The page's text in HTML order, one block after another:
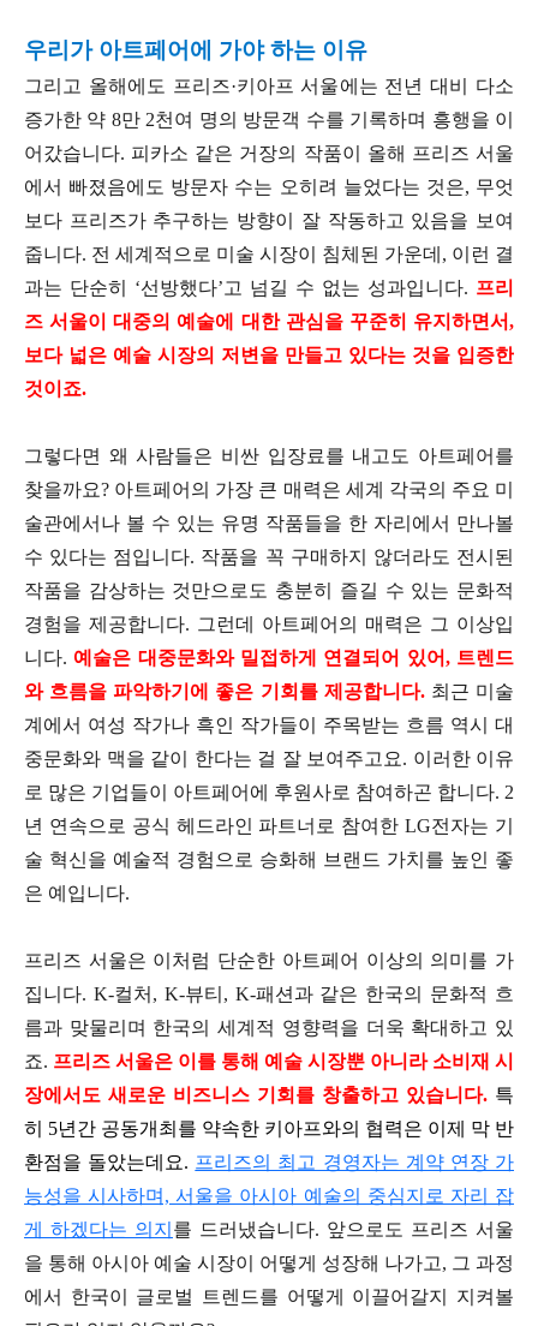
우리가 아트페어에 가야 하는 이유
그리고 올해에도 프리즈·키아프 서울에는 전년 대비 다소
증가한 약 8만 2천여 명의 방문객 수를 기록하며 흥행을 이
어갔습니다. 피카소 같은 거장의 작품이 올해 프리즈 서울
에서 빠졌음에도 방문자 수는 오히려 늘었다는 것은, 무엇
보다 프리즈가 추구하는 방향이 잘 작동하고 있음을 보여
줍니다. 전 세계적으로 미술 시장이 침체된 가운데, 이런 결
과는 단순히 ‘선방했다’고 넘길 수 없는 성과입니다. 프리
즈 서울이 대중의 예술에 대한 관심을 꾸준히 유지하면서,
보다 넓은 예술 시장의 저변을 만들고 있다는 것을 입증한
것이죠.
그렇다면 왜 사람들은 비싼 입장료를 내고도 아트페어를
찾을까요? 아트페어의 가장 큰 매력은 세계 각국의 주요 미
술관에서나 볼 수 있는 유명 작품들을 한 자리에서 만나볼
수 있다는 점입니다. 작품을 꼭 구매하지 않더라도 전시된
작품을 감상하는 것만으로도 충분히 즐길 수 있는 문화적
경험을 제공합니다. 그런데 아트페어의 매력은 그 이상입
니다. 예술은 대중문화와 밀접하게 연결되어 있어, 트렌드
와 흐름을 파악하기에 좋은 기회를 제공합니다.최근 미술
계에서 여성 작가나 흑인 작가들이 주목받는 흐름 역시 대
중문화와 맥을 같이 한다는 걸 잘 보여주고요. 이러한 이유
로 많은 기업들이 아트페어에 후원사로 참여하곤 합니다. 2
년 연속으로 공식 헤드라인 파트너로 참여한 LG전자는 기
술 혁신을 예술적 경험으로 승화해 브랜드 가치를 높인 좋
은 예입니다.
프리즈 서울은 이처럼 단순한 아트페어 이상의 의미를 가
집니다. K-컬처, K-뷰티, K-패션과 같은 한국의 문화적 흐
름과 맞물리며 한국의 세계적 영향력을 더욱 확대하고 있
죠. 프리즈 서울은 이를 통해 예술 시장뿐 아니라 소비재 시
장에서도 새로운 비즈니스 기회를 창출하고 있습니다. 특
히 5년간 공동개최를 약속한 키아프와의 협력은 이제 막 반
환점을 돌았는데요. 프리즈의 최고 경영자는 계약 연장 가
능성을 시사하며, 서울을 아시아 예술의 중심지로 자리 잡
게 하겠다는 의지 를 드러냈습니다. 앞으로도 프리즈 서울
을 통해 아시아 예술 시장이 어떻게 성장해 나가고, 그 과정
에서 한국이 글로벌 트렌드를 어떻게 이끌어갈지 지켜볼